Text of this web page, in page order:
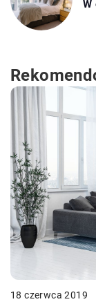
W
18 czerwca 2019